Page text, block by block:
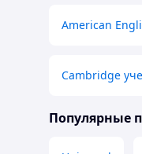
American
Cambridge
Популярные